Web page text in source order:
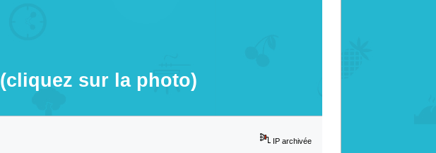
(cliquez sur la photo)
IP archivée